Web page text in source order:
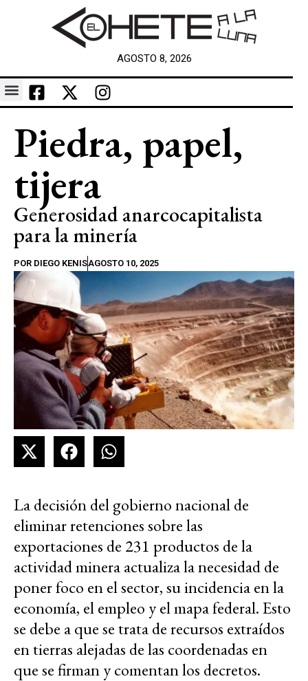
AGOSTO 8, 2026
Piedra, papel,
tijera
Generosidad anarcocapitalista
para la minería
POR DIEGO KENISAGOSTO 10, 2025
La decisión del gobierno nacional de
eliminar retenciones sobre las
exportaciones de 231 productos de la
actividad minera actualiza la necesidad de
poner foco en el sector, su incidencia en la
economía, el empleo y el mapa federal. Esto
se debe a que se trata de recursos extraídos
en tierras alejadas de las coordenadas en
que se firman y comentan los decretos.